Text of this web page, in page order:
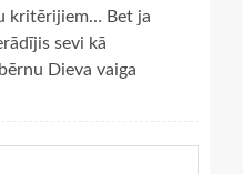
kritērijiem… Bet ja
sevi kā
Dieva vaiga